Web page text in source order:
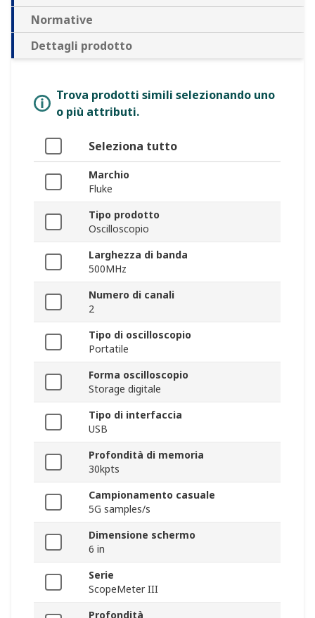
Normative
Dettagli prodotto
Trova prodotti simili selezionando uno
o più attributi.
Seleziona tutto
Marchio
Fluke
Tipo prodotto
Oscilloscopio
Larghezza di banda
500MHz
Numero di canali
2
Tipo di oscilloscopio
Portatile
Forma oscilloscopio
Storage digitale
Tipo di interfaccia
USB
Profondità di memoria
30kpts
Campionamento casuale
5G samples/s
Dimensione schermo
6 in
Serie
ScopeMeter III
Profondità